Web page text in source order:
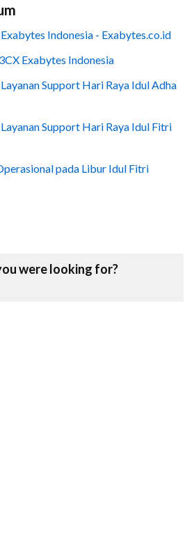
Indonesia - Exabytes.co.id
Exabytes Indonesia
Support Hari Raya Idul Adha
Support Hari Raya Idul Fitri
pada Libur Idul Fitri
were looking for?